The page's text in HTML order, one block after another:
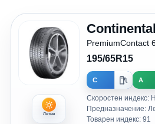
Летни
Continental
PremiumContact
195/65R15
C A
Скоростен индекс:
Предназначение:
Товарен индекс: 91